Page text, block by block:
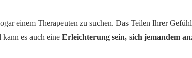
einem Therapeuten zu suchen. Das Teilen Ihrer
es auch eine Erleichterung sein, sich jemandem